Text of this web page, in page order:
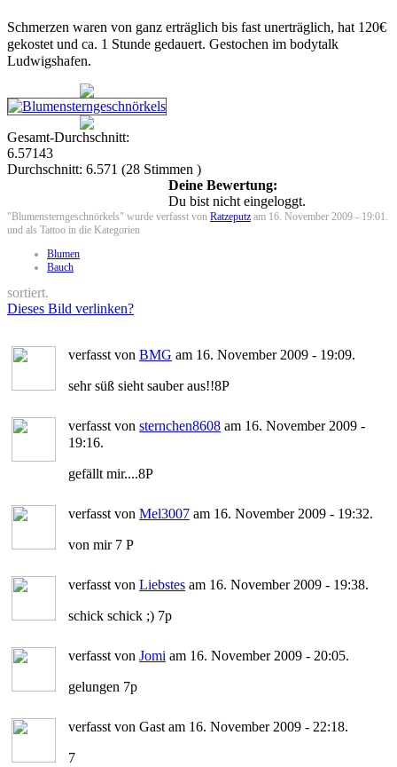
Schmerzen waren von ganz erträglich bis fast unerträglich, hat 120€
gekostet und ca. 1 Stunde gedauert. Gestochen im bodytalk
Ludwigshafen.
Gesamt-Durchschnitt:
6.57143
Durchschnitt: 6.571 (28 Stimmen )
Deine Bewertung:
Du bist nicht eingeloggt.
"Blumensterngeschnörkels" wurde verfasst von Ratzeputz am 16. November 2009 - 19:01.
und als Tattoo in die Kategorien
Blumen
Bauch
sortiert.
Dieses Bild verlinken?
verfasst von BMG am 16. November 2009 - 19:09.
sehr süß sieht sauber aus!!8P
verfasst von sternchen8608 am 16. November 2009 -
19:16.
gefällt mir....8P
verfasst von Mel3007 am 16. November 2009 - 19:32.
von mir 7 P
verfasst von Liebstes am 16. November 2009 - 19:38.
schick schick ;) 7p
verfasst von Jomi am 16. November 2009 - 20:05.
gelungen 7p
verfasst von Gast am 16. November 2009 - 22:18.
7